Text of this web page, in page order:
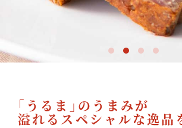
｢うるま｣のうまみが
溢れるスペシャルな逸品